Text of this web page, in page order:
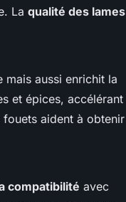
La qualité des lames
mais aussi enrichit la
et épices, accélérant
aident à obtenir
compatibilité avec